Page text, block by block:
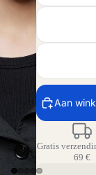
Aan
Gratis
69 €